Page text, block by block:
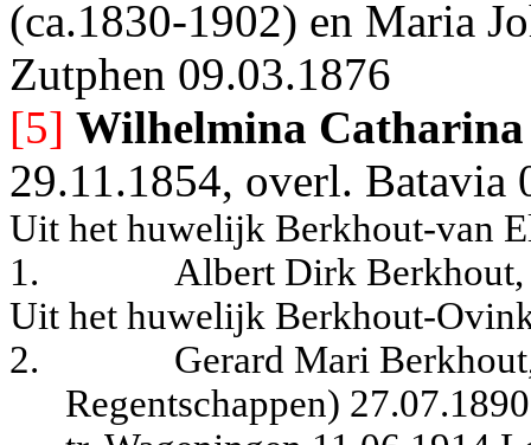
(ca.1830-1902) en Maria
Zutphen 09.03.1876
[5] Wilhelmina
29.11.1854, overl. Batavia
Uit het huwelijk Berkhout-van
1.
Albert Dirk Berkhout,
Uit het huwelijk Berkhout-
2.
Gerard Mari
Regentschappen)